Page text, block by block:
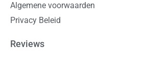
Algemene voorwaarden
Privacy Beleid
Reviews